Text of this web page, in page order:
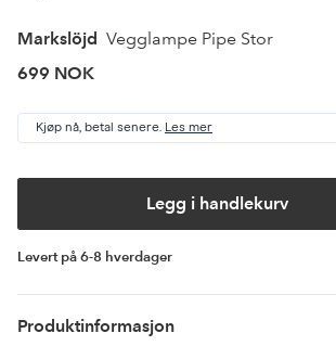
Markslöjd Vegglampe Pipe Stor
699 NOK
Kjøp nå, betal senere. Les mer
Legg i handlekurv
Levert på 6-8 hverdager
Produktinformasjon